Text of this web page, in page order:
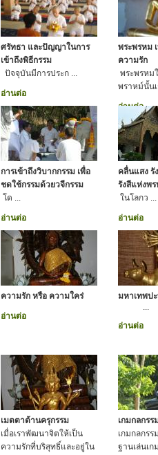
ศรัทธา และปัญญาในการ
เข้าถึงพิธีกรรม
ปัจจุบันมีการประก ...
อ่านต่อ
พระพรหม
ความรัก
พระพรหม
พราหม์นั้น
อ่านต่อ
การเข้าถึงวิบากกรรม เพื่อ
ชดใช้กรรมด้วยวจีกรรม
โด ...
อ่านต่อ
คลื่นแสง
รังสีแห่งพ
ในโลกว ...
อ่านต่อ
ความรัก หรือ ความใคร่
อ่านต่อ
มหาเทพป
...
อ่านต่อ
เมตตาต้านครุกรรม
เมื่อเราพัฒนาจิตให้เป็น
ความรักที่บริสุทธิ์และอยู่ใน
เกมกลกรร
เกมกลกร
ฐานเล่นเ